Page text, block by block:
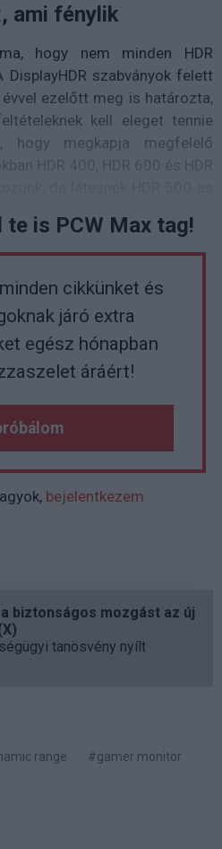
ami fénylik
hogy nem minden HDR
szabványok felett
évvel ezelőtt meg is határozta,
kell eleget tennie
hogy megkapja megfelelő
te is PCW Max tag!
cikkünket és
járó extra
egész hónapban
áráért!
bejelentkezem
biztonságos mozgást az új
tanösvény nyílt
range
#gamer monitor